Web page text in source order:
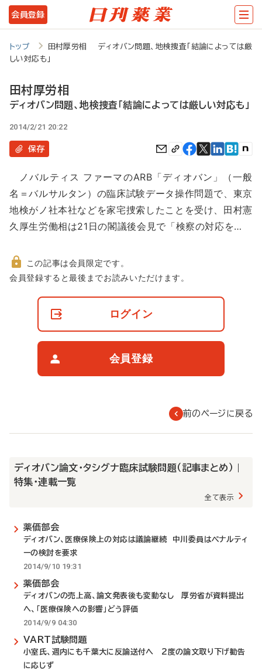
メ
イ
テ
ツ
に
動
会員登録
トップ
田村厚労相 ディオバン問題、地検捜査「結論によっては厳
しい対応も」
田村厚労相
ディオバン問題、地検捜査「結論によっては厳しい対応も」
2014/2/21 20:22
保存
ノバルティス ファーマのARB「ディオバン」（一般
名＝バルサルタン）の臨床試験データ操作問題で、東京
地検がノ社本社などを家宅捜索したことを受け、田村憲
久厚生労働相は21日の閣議後会見で「検察の対応を…
非
この記事は会員限定です。
会員登録すると最後までお読みいただけます。
ログイン
会員登録
前のページに戻る
ディオバン論文・タシグナ臨床試験問題（記事まとめ） |
特集・連載一覧
全て表示
薬価部会
ディオバン、医療保険上の対応は議論継続 中川委員はペナルティ
ーの検討を要求
2014/9/10 19:31
薬価部会
ディオバンの売上高、論文発表後も変動なし 厚労省が資料提出
へ、「医療保険への影響」どう評価
2014/9/9 04:30
VART試験問題
小室氏、週内にも千葉大に反論送付へ 2度の論文取り下げ勧告
に応じず